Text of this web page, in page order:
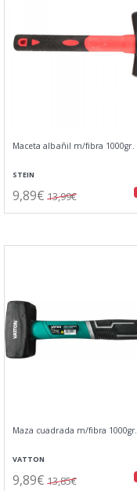
Maceta albañil m/fibra 1000gr.
STEIN
9,89€ 13,99€
Maza cuadrada m/fibra 1000gr.
VATTON
9,89€ 13,85€